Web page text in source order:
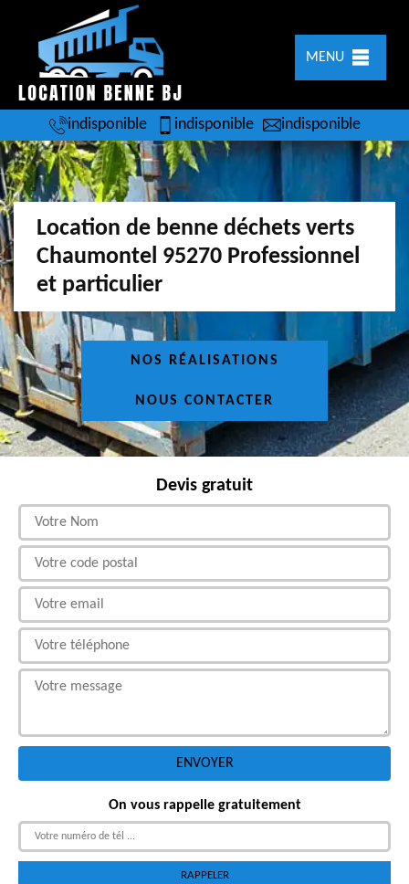
MENU
indisponible indisponible indisponible
Location de benne déchets verts
Chaumontel 95270 Professionnel
et particulier
NOS RÉALISATIONS
NOUS CONTACTER
Devis gratuit
On vous rappelle gratuitement